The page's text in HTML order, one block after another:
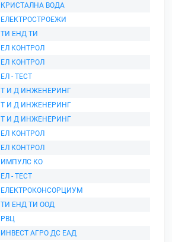
КРИСТАЛНА ВОДА
ЕЛЕКТРОСТРОЕЖИ
ТИ ЕНД ТИ
ЕЛ КОНТРОЛ
ЕЛ КОНТРОЛ
ЕЛ - ТЕСТ
Т И Д ИНЖЕНЕРИНГ
Т И Д ИНЖЕНЕРИНГ
Т И Д ИНЖЕНЕРИНГ
ЕЛ КОНТРОЛ
ЕЛ КОНТРОЛ
ИМПУЛС КО
ЕЛ - ТЕСТ
ЕЛЕКТРОКОНСОРЦИУМ
ТИ ЕНД ТИ ООД
РВЦ
ИНВЕСТ АГРО ДС ЕАД